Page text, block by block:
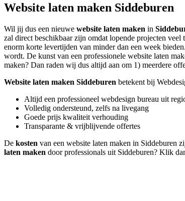
Website laten maken Siddeburen
Wil jij dus een nieuwe website laten maken in
zal direct beschikbaar zijn omdat lopende projecten
enorm korte levertijden van minder dan een week
wordt. De kunst van een professionele website laten
maken? Dan raden wij dus altijd aan om 1) meerdere
Website laten maken Siddeburen betekent bij
Altijd een professioneel webdesign bureau uit
Volledig ondersteund, zelfs na livegang
Goede prijs kwaliteit verhouding
Transparante & vrijblijvende offertes
De kosten van een website laten maken in Siddeburen
laten maken door professionals uit Siddeburen? Klik